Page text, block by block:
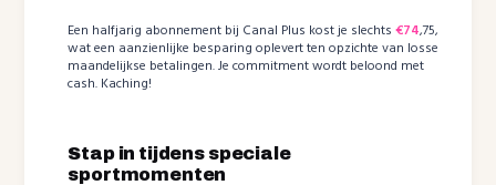
Een halfjarig abonnement bij Canal Plus kost je slechts€74,75,
wat een aanzienlijke besparing oplevert ten opzichte van losse
maandelijkse betalingen. Je commitment wordt beloond met
cash. Kaching!
Stap in tijdens speciale
sportmomenten